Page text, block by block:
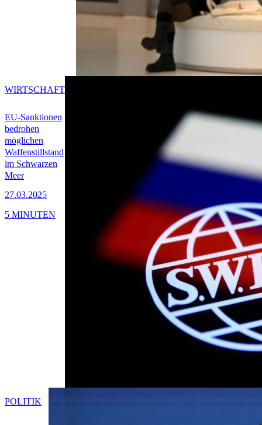
EU-Sanktionen
bedrohen
möglichen
Waffenstillstand
im Schwarzen
Meer
27.03.2025
WIRTSCHAFT
5 MINUTEN
POLITIK